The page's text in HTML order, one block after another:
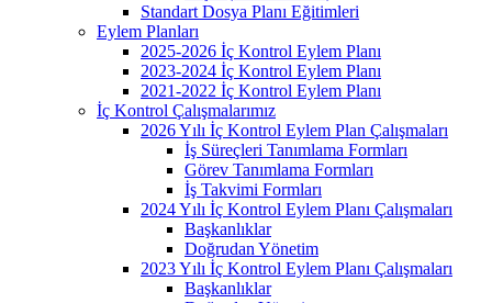
Standart Dosya Planı Eğitimleri
Eylem Planları
2025-2026 İç Kontrol Eylem Planı
2023-2024 İç Kontrol Eylem Planı
2021-2022 İç Kontrol Eylem Planı
İç Kontrol Çalışmalarımız
2026 Yılı İç Kontrol Eylem Plan Çalışmaları
İş Süreçleri Tanımlama Formları
Görev Tanımlama Formları
İş Takvimi Formları
2024 Yılı İç Kontrol Eylem Planı Çalışmaları
Başkanlıklar
Doğrudan Yönetim
2023 Yılı İç Kontrol Eylem Planı Çalışmaları
Başkanlıklar